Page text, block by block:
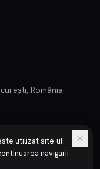
România
utilizat site-ul
navigarii